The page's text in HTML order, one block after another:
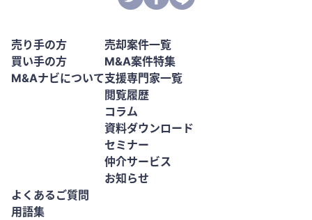
売り手の方
買い手の方
M&Aナビについて
売却案件一覧
M&A案件特集
支援専門家一覧
閲覧履歴
コラム
資料ダウンロード
セミナー
仲介サービス
お知らせ
よくあるご質問
用語集